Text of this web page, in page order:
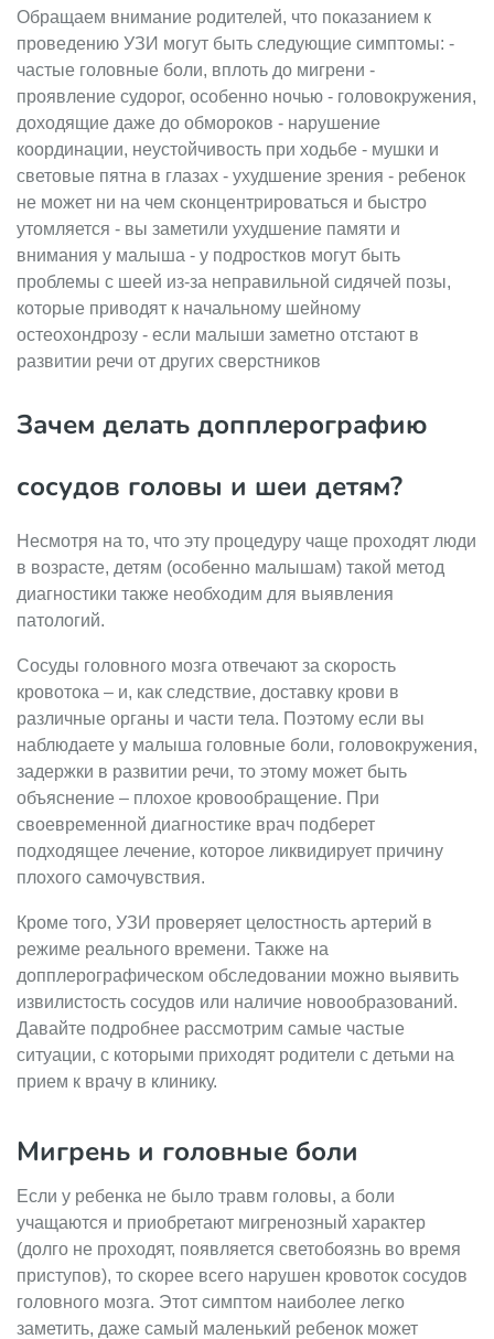
Обращаем внимание родителей, что показанием к
проведению УЗИ могут быть следующие симптомы: -
частые головные боли, вплоть до мигрени -
проявление судорог, особенно ночью - головокружения,
доходящие даже до обмороков - нарушение
координации, неустойчивость при ходьбе - мушки и
световые пятна в глазах - ухудшение зрения - ребенок
не может ни на чем сконцентрироваться и быстро
утомляется - вы заметили ухудшение памяти и
внимания у малыша - у подростков могут быть
проблемы с шеей из-за неправильной сидячей позы,
которые приводят к начальному шейному
остеохондрозу - если малыши заметно отстают в
развитии речи от других сверстников
Зачем делать допплерографию
сосудов головы и шеи детям?
Несмотря на то, что эту процедуру чаще проходят люди
в возрасте, детям (особенно малышам) такой метод
диагностики также необходим для выявления
патологий.
Сосуды головного мозга отвечают за скорость
кровотока – и, как следствие, доставку крови в
различные органы и части тела. Поэтому если вы
наблюдаете у малыша головные боли, головокружения,
задержки в развитии речи, то этому может быть
объяснение – плохое кровообращение. При
своевременной диагностике врач подберет
подходящее лечение, которое ликвидирует причину
плохого самочувствия.
Кроме того, УЗИ проверяет целостность артерий в
режиме реального времени. Также на
допплерографическом обследовании можно выявить
извилистость сосудов или наличие новообразований.
Давайте подробнее рассмотрим самые частые
ситуации, с которыми приходят родители с детьми на
прием к врачу в клинику.
Мигрень и головные боли
Если у ребенка не было травм головы, а боли
учащаются и приобретают мигренозный характер
(долго не проходят, появляется светобоязнь во время
приступов), то скорее всего нарушен кровоток сосудов
головного мозга. Этот симптом наиболее легко
заметить, даже самый маленький ребенок может